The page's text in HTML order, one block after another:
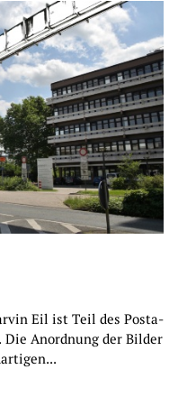
Eil ist Teil des Posta-
Anordnung der Bilder